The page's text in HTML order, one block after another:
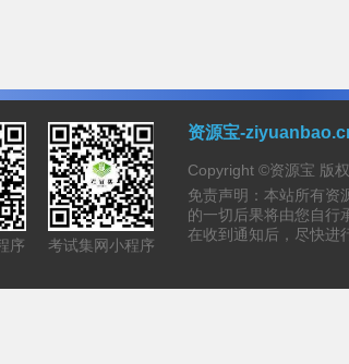
序 考试集网小程序
资源宝-
Copyright ©资源宝 版权
免责声明：本站所有资
的一切后果将由您自行
在收到通知后，尽快进